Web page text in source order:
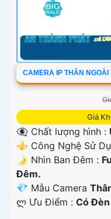
CAMERA IP THÂN
Giá
👁️‍🗨 Chất lượng hình :
⚜️ Công Nghệ Sử
🌛 Nhìn Ban Đêm :
Ðêm.
💎 Mẫu Camera
️ლ Ưu Điểm : Có